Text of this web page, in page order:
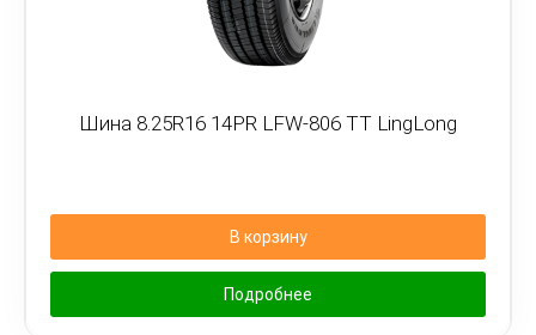
Шина 8.25R16 14PR LFW-806 TT LingLong
В корзину
Подробнее